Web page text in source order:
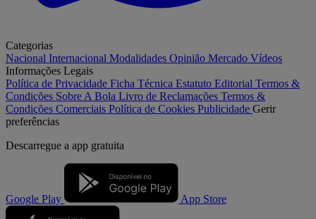
Categorias
Nacional Internacional Modalidades Opinião Mercado Vídeos
Informações Legais
Política de Privacidade Ficha Técnica Estatuto Editorial Termos &
Condições Sobre A Bola Livro de Reclamações Termos &
Condições Comerciais Política de Cookies Publicidade Gerir
preferências
Descarregue a app gratuita
Google Play App Store